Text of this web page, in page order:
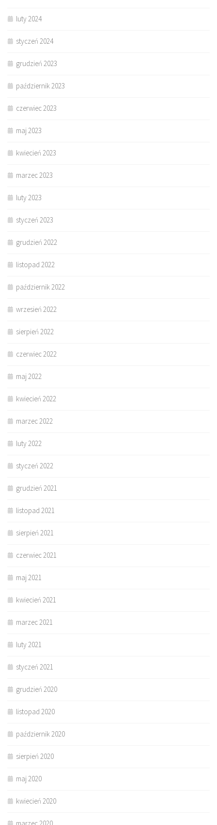
luty 2024
styczeń 2024
grudzień 2023
październik 2023
czerwiec 2023
maj 2023
kwiecień 2023
marzec 2023
luty 2023
styczeń 2023
grudzień 2022
listopad 2022
październik 2022
wrzesień 2022
sierpień 2022
czerwiec 2022
maj 2022
kwiecień 2022
marzec 2022
luty 2022
styczeń 2022
grudzień 2021
listopad 2021
sierpień 2021
czerwiec 2021
maj 2021
kwiecień 2021
marzec 2021
luty 2021
styczeń 2021
grudzień 2020
listopad 2020
październik 2020
sierpień 2020
maj 2020
kwiecień 2020